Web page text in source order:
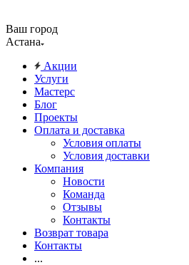
Ваш город
Астана
Акции
Услуги
Мастерс
Блог
Проекты
Оплата и доставка
Условия оплаты
Условия доставки
Компания
Новости
Команда
Отзывы
Контакты
Возврат товара
Контакты
...